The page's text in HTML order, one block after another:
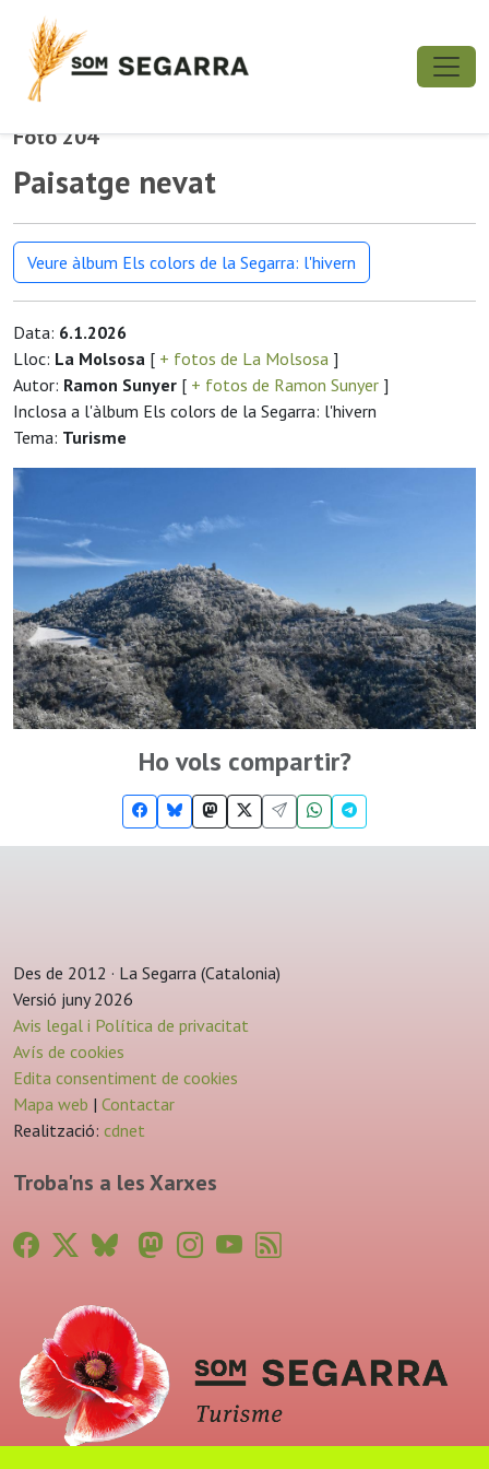
Foto 204
Paisatge nevat
Veure àlbum Els colors de la Segarra: l'hivern
Data: 6.1.2026
Lloc: La Molsosa [ + fotos de La Molsosa ]
Autor: Ramon Sunyer [ + fotos de Ramon Sunyer ]
Inclosa a l'àlbum Els colors de la Segarra: l'hivern
Tema: Turisme
Ho vols compartir?
Des de 2012 · La Segarra (Catalonia)
Versió juny 2026
Avis legal i Política de privacitat
Avís de cookies
Edita consentiment de cookies
Mapa web | Contactar
Realització: cdnet
Troba'ns a les Xarxes